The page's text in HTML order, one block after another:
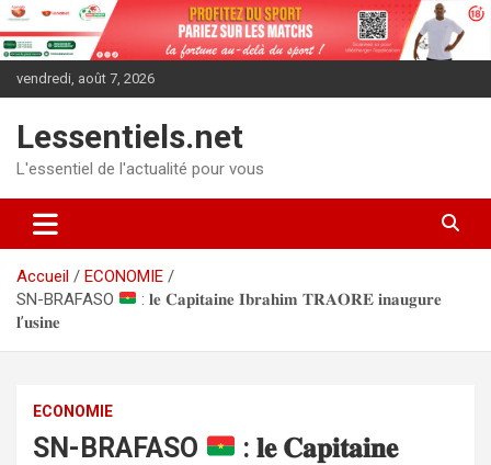
Aller
au
contenu
vendredi, août 7, 2026
Lessentiels.net
L'essentiel de l'actualité pour vous
Accueil
ECONOMIE
‎SN-BRAFASO
: 𝐥𝐞 𝐂𝐚𝐩𝐢𝐭𝐚𝐢𝐧𝐞 𝐈𝐛𝐫𝐚𝐡𝐢𝐦 𝐓𝐑𝐀𝐎𝐑𝐄 𝐢𝐧𝐚𝐮𝐠𝐮𝐫𝐞
𝐥’𝐮𝐬𝐢𝐧𝐞
ECONOMIE
‎SN-BRAFASO
: 𝐥𝐞 𝐂𝐚𝐩𝐢𝐭𝐚𝐢𝐧𝐞